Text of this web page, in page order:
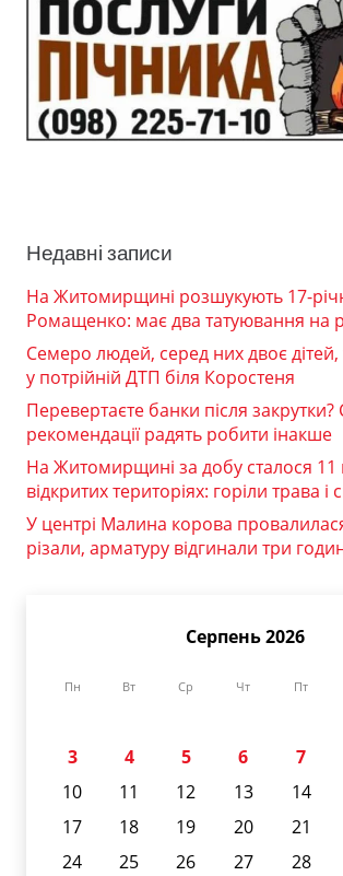
Недавні записи
На Житомирщині розшукують 17-
Ромащенко: має два татуювання на
Семеро людей, серед них двоє
у потрійній ДТП біля Коростеня
Перевертаєте банки після закрутки?
рекомендації радять робити інакше
На Житомирщині за добу сталося
відкритих територіях: горіли трава і
У центрі Малина корова
різали, арматуру відгинали три
Серпень 2026
Пн Вт Ср Чт Пт
3
4 5 6 7
10
11 12 13 14
17
18 19 20 21
24
25 26 27 28